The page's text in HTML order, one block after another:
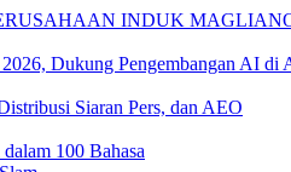
INDUK
Dukung Pengembangan AI di
Siaran Pers, dan AEO
100 Bahasa